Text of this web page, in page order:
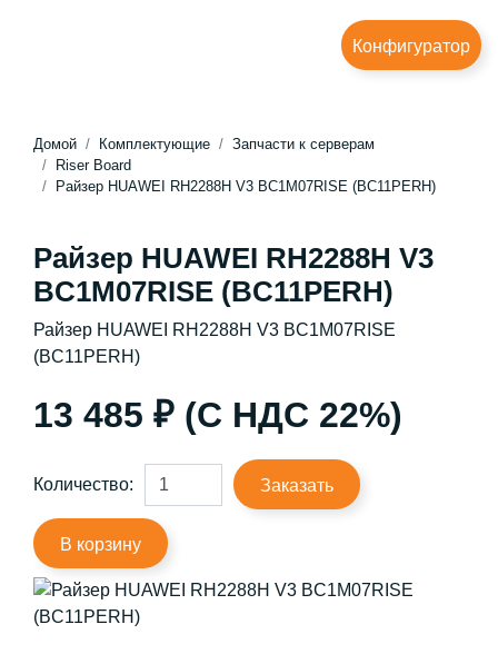
Конфигуратор
Домой Комплектующие
Запчасти к серверам
Riser Board
Райзер HUAWEI RH2288H V3 BC1M07RISE (BC11PERH)
Райзер HUAWEI RH2288H V3
BC1M07RISE (BC11PERH)
Райзер HUAWEI RH2288H V3 BC1M07RISE
(BC11PERH)
13 485 ₽ (С НДС 22%)
Количество: Заказать
В корзину